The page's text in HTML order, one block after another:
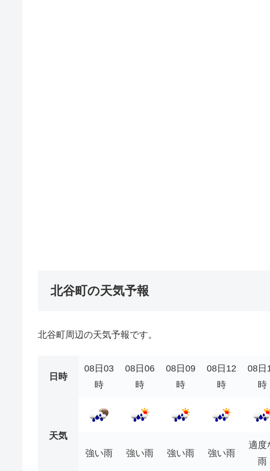
北谷町の天気予報
北谷町周辺の天気予報です。
日時
08日03
時
08日06
時
08日09
時
08日12
時
08日
時
天気
強い雨
強い雨 強い雨 強い雨
適度
雨